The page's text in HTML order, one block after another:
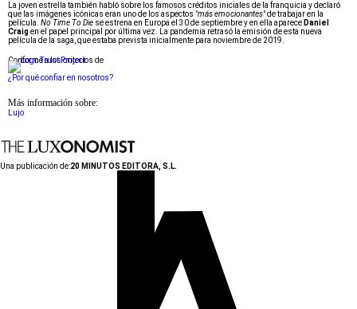
La joven estrella también habló sobre los famosos créditos iniciales de la franquicia y declaró
que las imágenes icónicas eran uno de los aspectos "más emocionantes"de trabajar en la
película. No Time To Die se estrena en Europa el 30 de septiembre y en ella aparece Daniel
Craigen el papel principal por última vez. La pandemia retrasó la emisión de esta nueva
película de la saga, que estaba prevista inicialmente para noviembre de 2019.
Conforme a los criterios de
¿Por qué confiar en nosotros?
Más información sobre:
Lujo
Una publicación de:20 MINUTOS EDITORA, S.L.